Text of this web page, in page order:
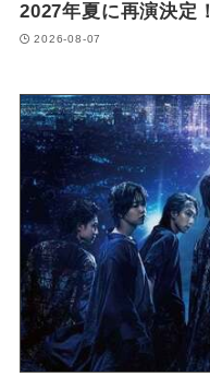
2027年夏に再演決定！
2026-08-07